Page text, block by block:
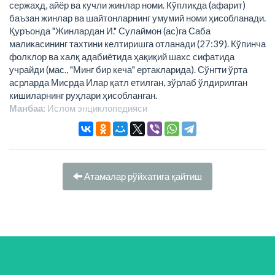
сержаҳд, айёр ва кучли жинлар номи. Кўпликда (афарит)
баъзан жинлар ва шайтонларнинг умумий номи ҳисобланади.
Қуръонда "Жинлардан И." Сулаймон (ас)га Саба
маликасининг тахтини келтиришга отланади (27:39). Кўпинча
фолклор ва халқ адабиётида ҳақиқий шахс сифатида
учрайди (мас., "Минг бир кеча" ертакларида). Сўнгти ўрта
асрларда Мисрда Илар қатл етилган, зўрлаб ўлдирилган
кишиларнинг руҳлари ҳисобланган.
Манбаа: Ислом энциклопeдияси
Атамалар рўйхатига қайтиш